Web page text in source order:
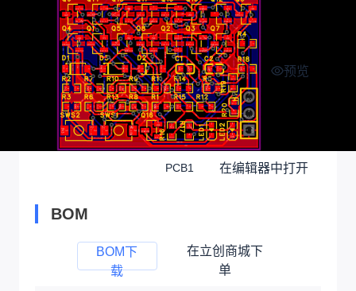
预览
PCB1 在编辑器中打开
BOM
BOM下
载
在立创商城下
单